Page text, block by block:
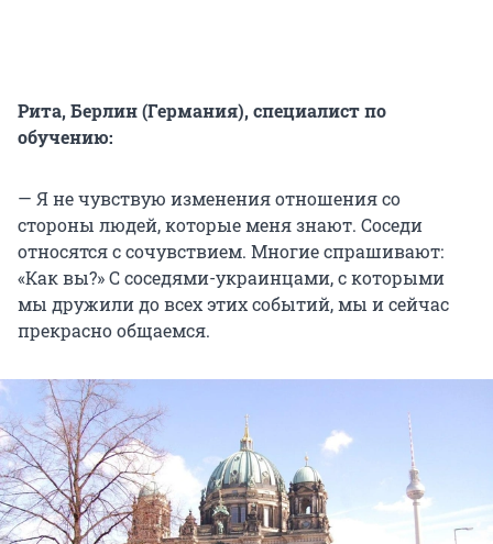
Рита, Берлин (Германия), специалист по
обучению:
— Я не чувствую изменения отношения со
стороны людей, которые меня знают. Соседи
относятся с сочувствием. Многие спрашивают:
«Как вы?» C соседями-украинцами, с которыми
мы дружили до всех этих событий, мы и сейчас
прекрасно общаемся.